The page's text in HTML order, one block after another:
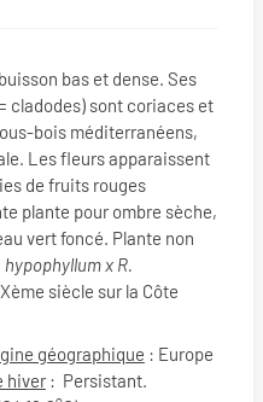
bas et dense. Ses
cladodes) sont coriaces et
bois méditerranéens,
Les fleurs apparaissent
de fruits rouges
plante pour ombre sèche,
vert foncé. Plante non
hypophyllum x R.
siècle sur la Côte
géographique : Europe
hiver: Persistant.